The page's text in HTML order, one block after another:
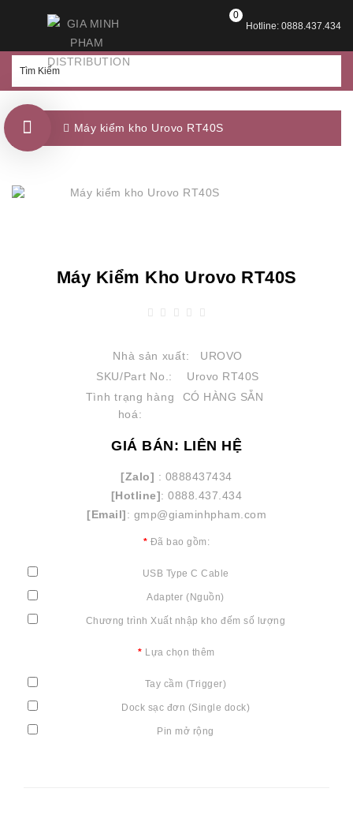
Hotline: 0888.437.434
0
Máy kiểm kho Urovo RT40S
Máy Kiểm Kho Urovo RT40S
Nhà sản xuất:
UROVO
SKU/Part No.:
Urovo RT40S
Tình trạng hàng
hoá:
CÓ HÀNG SẴN
GIÁ BÁN: LIÊN HỆ
[Zalo] : 0888437434
[Hotline]: 0888.437.434
[Email]: gmp@giaminhpham.com
Đã bao gồm:
USB Type C Cable
Adapter (Nguồn)
Chương trình Xuất nhập kho đếm số lượng
Lựa chọn thêm
Tay cầm (Trigger)
Dock sạc đơn (Single dock)
Pin mở rộng